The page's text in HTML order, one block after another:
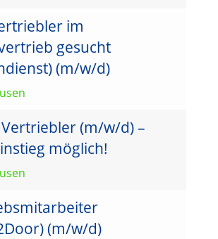
im
gesucht
(m/w/d)
(m/w/d) –
möglich!
(m/w/d)